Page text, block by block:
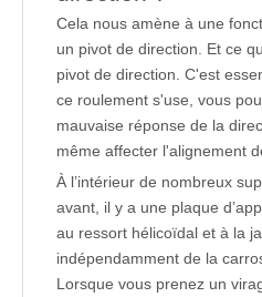
Cela nous amène à une
un pivot de direction. Et ce
pivot de direction. C'est
ce roulement s'use, vous
mauvaise réponse de la
même affecter l'alignement
À l’intérieur de nombreux
avant, il y a une plaque
au ressort hélicoïdal et à la
indépendamment de la
Lorsque vous prenez un